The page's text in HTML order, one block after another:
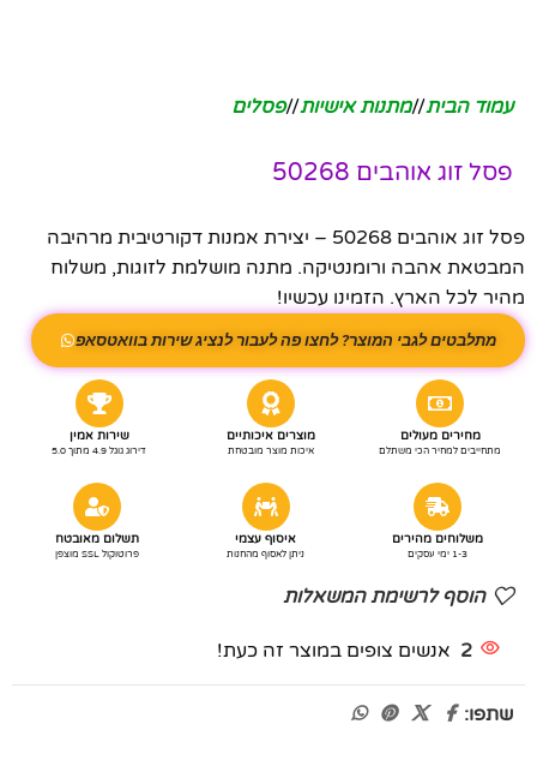
עמוד הבית/ מתנות אישיות/ פסלים
פסל זוג אוהבים 50268
פסל זוג אוהבים 50268 – יצירת אמנות דקורטיבית מרהיבה
המבטאת אהבה ורומנטיקה. מתנה מושלמת לזוגות, משלוח
מהיר לכל הארץ. הזמינו עכשיו!
מתלבטים לגבי המוצר? לחצו פה לעבור לנציג שירות בוואטסאפ
מחירים מעולים
מתחייבים למחיר הכי משתלם
מוצרים איכותיים
איכות מוצר מובטחת
שירות אמין
דירוג גוגל 4.9 מתוך 5.0
משלוחים מהירים
1-3 ימי עסקים
איסוף עצמי
ניתן לאסוף מהחנות
תשלום מאובטח
פרוטוקול SSL מוצפן
הוסף לרשימת המשאלות
2 אנשים צופים במוצר זה כעת!
שתפו: